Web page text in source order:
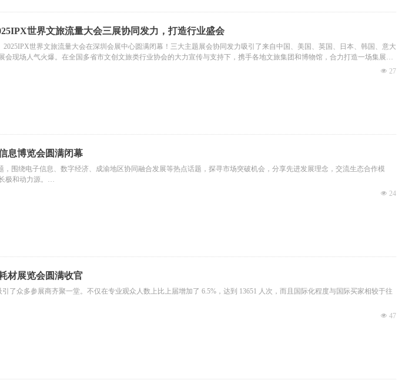
世界文旅流量大会三展协同发力，打造行业盛会
世界文旅流量大会在深圳会展中心圆满闭幕！三大主题展会协同发力吸引了来自中国、美国、英国、日本、韩国、意大
会现场人气火爆。在全国多省市文创文旅类行业协会的大力宣传与支持下，携手各地文旅集团和博物馆，合力打造一场集展
넶 27
息博览会圆满闭幕
围绕电子信息、数字经济、成渝地区协同融合发展等热点话题，探寻市场突破机会，分享先进发展理念，交流生态合作模
和动力源。
会主建等服务，助力展会顺利举办。
넶 24
材展览会圆满收官
了众多参展商齐聚一堂。不仅在专业观众人数上比上届增加了 6.5%，达到 13651 人次，而且国际化程度与国际买家相较于往
会主建等服务，助力展会顺利举办。
넶 47